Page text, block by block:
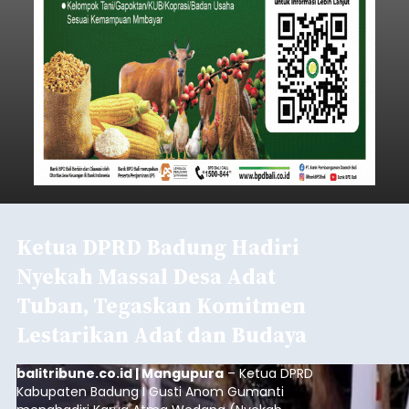
Ketua DPRD Badung Hadiri
Nyekah Massal Desa Adat
Tuban, Tegaskan Komitmen
Lestarikan Adat dan Budaya
balitribune.co.id | Mangupura– Ketua DPRD
Kabupaten Badung I Gusti Anom Gumanti